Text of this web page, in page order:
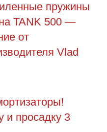
пружины
TANK 500 —
от
Vlad
и просадку 3